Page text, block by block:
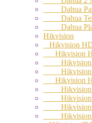
Dahua
Dahua
Dahua
Hikvision
Hikvision
Hikvision
Hikvision 2
Hikvision 5
Hikvision
Hikvision 4
Hikvision 8
Hikvision
Hikvision